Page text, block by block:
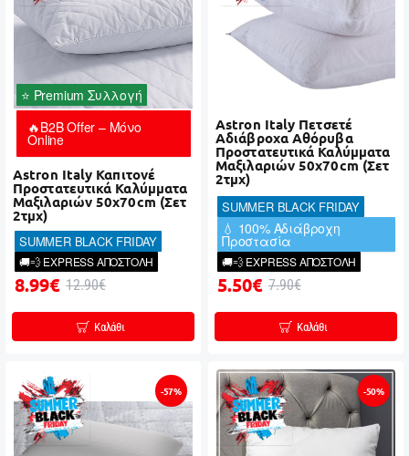
⭐ Premium Συλλογή
🔥B2B Offer – Μόνο
Online
Astron Italy Καπιτονέ
Προστατευτικά Καλύμματα
Μαξιλαριών 50x70cm (Σετ
2τμχ)
SUMMER BLACK FRIDAY
🚚💨 EXPRESS ΑΠΟΣΤΟΛΗ
8.99€ 12.90€
Καλάθι
Astron Italy Πετσετέ
Αδιάβροχα Αθόρυβα
Προστατευτικά Καλύμματα
Μαξιλαριών 50x70cm (Σετ
2τμχ)
SUMMER BLACK FRIDAY
💧 100% Αδιάβροχη
Προστασία
🚚💨 EXPRESS ΑΠΟΣΤΟΛΗ
5.50€ 7.90€
Καλάθι
-57% -50%